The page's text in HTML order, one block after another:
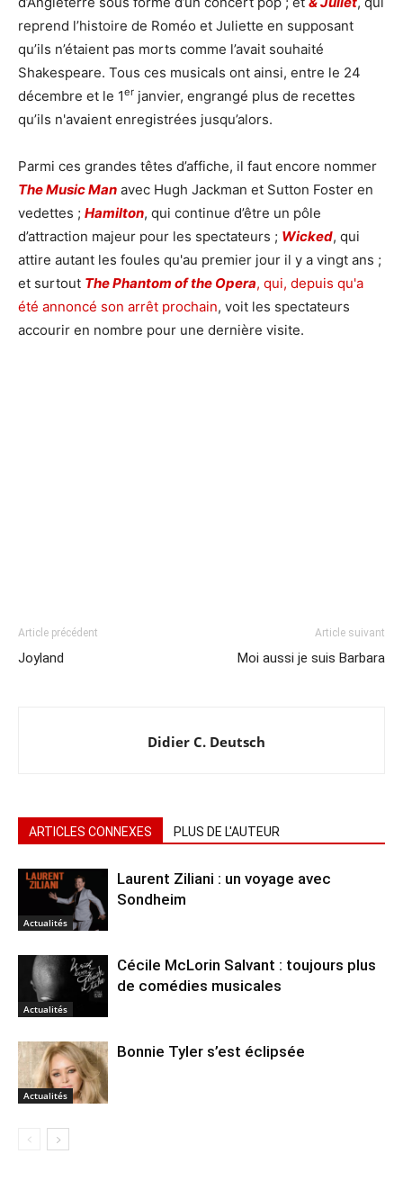
reprend l’histoire de Roméo et Juliette en supposant
qu’ils n’étaient pas morts comme l’avait souhaité
Shakespeare. Tous ces musicals ont ainsi, entre le 24
décembre et le 1er janvier, engrangé plus de recettes
qu’ils n'avaient enregistrées jusqu’alors.
Parmi ces grandes têtes d’affiche, il faut encore nommer
The Music Man avec Hugh Jackman et Sutton Foster en
vedettes ; Hamilton, qui continue d’être un pôle
d’attraction majeur pour les spectateurs ; Wicked, qui
attire autant les foules qu'au premier jour il y a vingt ans ;
et surtout The Phantom of the Opera, qui, depuis qu'a
été annoncé son arrêt prochain, voit les spectateurs
accourir en nombre pour une dernière visite.
Article précédent
Joyland
Article suivant
Moi aussi je suis Barbara
Didier C. Deutsch
ARTICLES CONNEXES PLUS DE L'AUTEUR
Actualités
Laurent Ziliani : un voyage avec
Sondheim
Actualités
Cécile McLorin Salvant : toujours plus
de comédies musicales
Actualités
Bonnie Tyler s’est éclipsée